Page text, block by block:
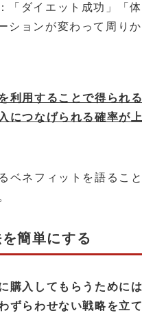
「ダイエット成功」「
ションが変わって周り
利用することで得られ
につなげられる確率が
ベネフィットを語るこ
簡単にする
購入してもらうために
ずらわせない戦略を立